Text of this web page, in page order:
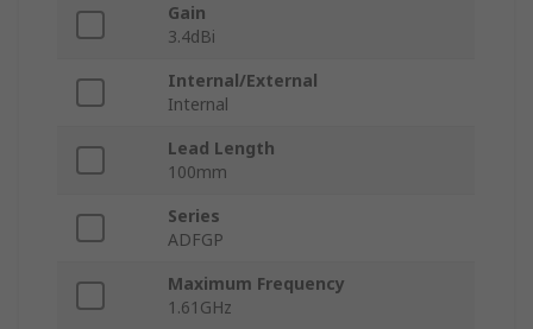
Gain
3.4dBi
Internal/External
Internal
Lead Length
100mm
Series
ADFGP
Maximum Frequency
1.61GHz